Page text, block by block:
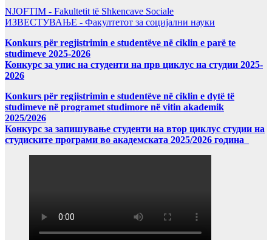
NJOFTIM - Fakultetit të Shkencave Sociale
ИЗВЕСТУВАЊЕ - Факултетот за социјални науки
Konkurs për regjistrimin e studentëve në ciklin e parë te
studimeve 2025-2026
Конкурс за упис на студенти на прв циклус на студии 2025-
2026
Konkurs për regjistrimin e studentëve në ciklin e dytë të
studimeve në programet studimore në vitin akademik
2025/2026
Конкурс за запишување студенти на втор циклус студии на
студиските програми во академската 2025/2026 година